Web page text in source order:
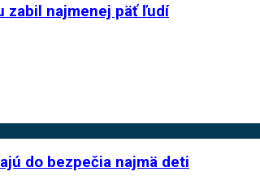
zabil najmenej päť ľudí
do bezpečia najmä deti